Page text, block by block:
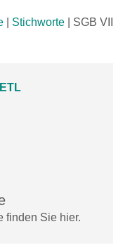
Stichworte SGB VII
finden Sie hier.